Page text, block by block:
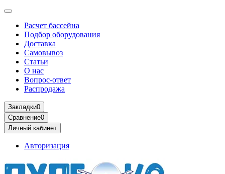
Расчет бассейна
Подбор оборудования
Доставка
Самовывоз
Статьи
О нас
Вопрос-ответ
Распродажа
Закладки0
Сравнение0
Личный кабинет
Авторизация